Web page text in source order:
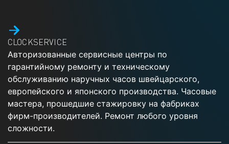
CLOCKSERVICE
Авторизованные сервисные центры по
гарантийному ремонту и техническому
обслуживанию наручных часов швейцарского,
европейского и японского производства. Часовые
мастера, прошедшие стажировку на фабриках
фирм-производителей. Ремонт любого уровня
сложности.